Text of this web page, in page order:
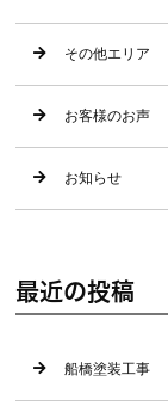
その他エリア
お客様のお声
お知らせ
最近の投稿
船橋塗装工事